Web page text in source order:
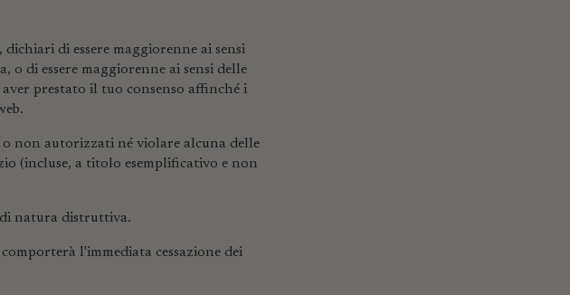
di essere maggiorenne ai sensi
di essere maggiorenne ai sensi delle
prestato il tuo consenso affinché i
non autorizzati né violare alcuna delle
(incluse, a titolo esemplificativo e non
natura distruttiva.
l'immediata cessazione dei